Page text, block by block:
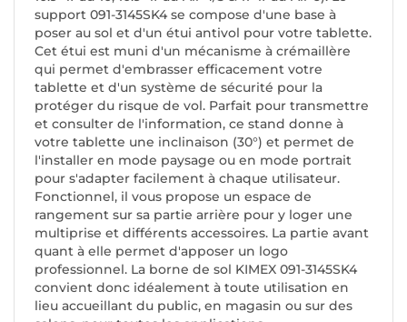
support 091-3145SK4 se compose d'une base à
poser au sol et d'un étui antivol pour votre tablette.
Cet étui est muni d'un mécanisme à crémaillère
qui permet d'embrasser efficacement votre
tablette et d'un système de sécurité pour la
protéger du risque de vol. Parfait pour transmettre
et consulter de l'information, ce stand donne à
votre tablette une inclinaison (30°) et permet de
l'installer en mode paysage ou en mode portrait
pour s'adapter facilement à chaque utilisateur.
Fonctionnel, il vous propose un espace de
rangement sur sa partie arrière pour y loger une
multiprise et différents accessoires. La partie avant
quant à elle permet d'apposer un logo
professionnel. La borne de sol KIMEX 091-3145SK4
convient donc idéalement à toute utilisation en
lieu accueillant du public, en magasin ou sur des